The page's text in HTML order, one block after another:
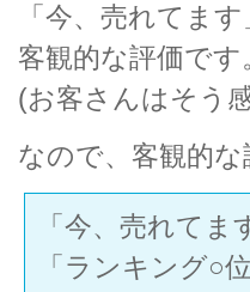
「今、売れてま
客観的な評価です
(お客さんはそう
なので、客観的
「今、売れてま
「ランキング○位